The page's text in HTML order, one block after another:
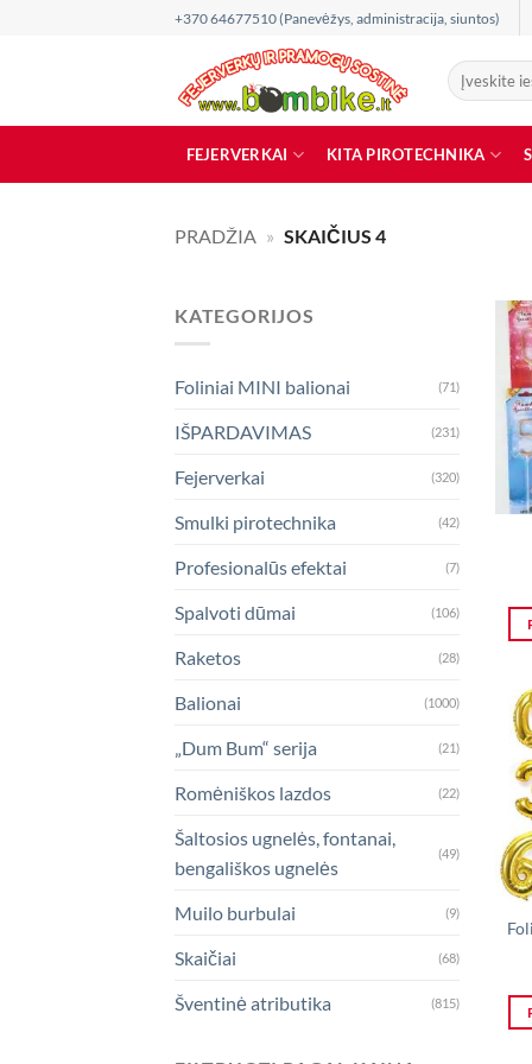
+370 64677510 (Panevėžys, administracija, siuntos)
Ieškoti:
FEJERVERKAI KITA PIROTECHNIKA
PRADŽIA » SKAIČIUS 4
KATEGORIJOS
Foliniai MINI balionai (71)
IŠPARDAVIMAS (231)
Fejerverkai (320)
Smulki pirotechnika (42)
Profesionalūs efektai (7)
Spalvoti dūmai (106)
Raketos (28)
Balionai (1000)
„Dum Bum“ serija (21)
Romėniškos lazdos (22)
Šaltosios ugnelės, fontanai,
bengališkos ugnelės
(49)
Muilo burbulai (9)
Skaičiai (68)
Šventinė atributika (815)